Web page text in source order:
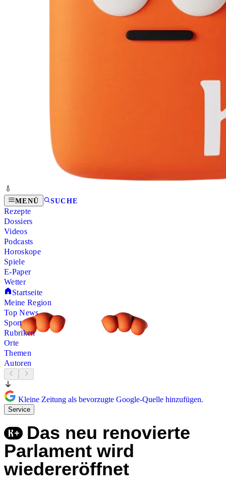
MENÜ SUCHE
Rezepte
Dossiers
Videos
Podcasts
Horoskope
Spiele
E-Paper
Wetter
Startseite
Meine Region
Top News
Sport
Rubriken
Orte
Themen
Autoren
Kleine Zeitung als bevorzugte Google-Quelle hinzufügen.
Service
Das neu renovierte
Parlament wird
wiedereröffnet